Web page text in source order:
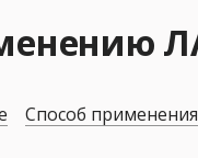
Способ применения